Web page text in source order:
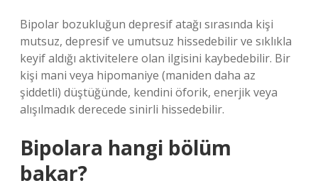
Bipolar bozukluğun depresif atağı sırasında kişi
mutsuz, depresif ve umutsuz hissedebilir ve sıklıkla
keyif aldığı aktivitelere olan ilgisini kaybedebilir. Bir
kişi mani veya hipomaniye (maniden daha az
şiddetli) düştüğünde, kendini öforik, enerjik veya
alışılmadık derecede sinirli hissedebilir.
Bipolara hangi bölüm
bakar?